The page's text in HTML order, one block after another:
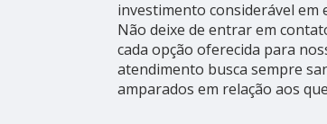
investimento considerável em
Não deixe de entrar em
cada opção oferecida para
atendimento busca sempre
amparados em relação aos